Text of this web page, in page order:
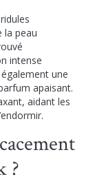
la peau
intense
une
apaisant.
aidant les
?